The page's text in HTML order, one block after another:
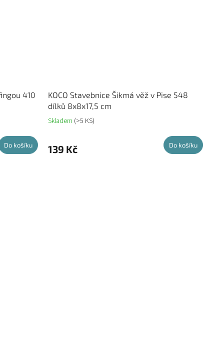
410
Do košíku
KOCO Stavebnice Šikmá věž v Pise 548
dílků 8x8x17,5 cm
Skladem (>5 KS)
139 Kč Do košíku